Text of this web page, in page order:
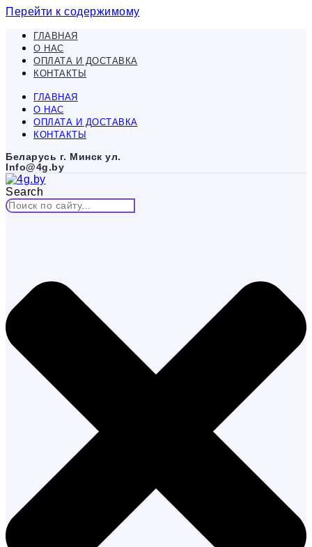
Перейти к содержимому
ГЛАВНАЯ
О НАС
ОПЛАТА И ДОСТАВКА
КОНТАКТЫ
ГЛАВНАЯ
О НАС
ОПЛАТА И ДОСТАВКА
КОНТАКТЫ
Беларусь г. Минск ул.
Info@4g.by
Search